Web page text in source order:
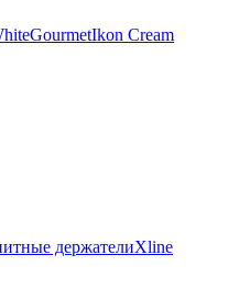
GourmetIkon Cream
держателиXline